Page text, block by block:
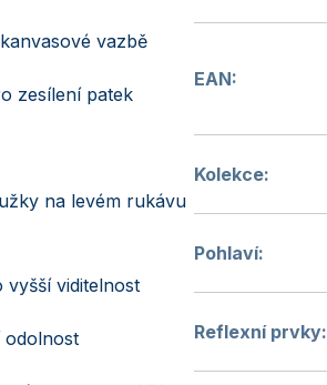
vazbě
zesílení patek
na levém rukávu
viditelnost
odolnost
EAN:
Kolekce:
Pohlaví:
Reflexní prvky: